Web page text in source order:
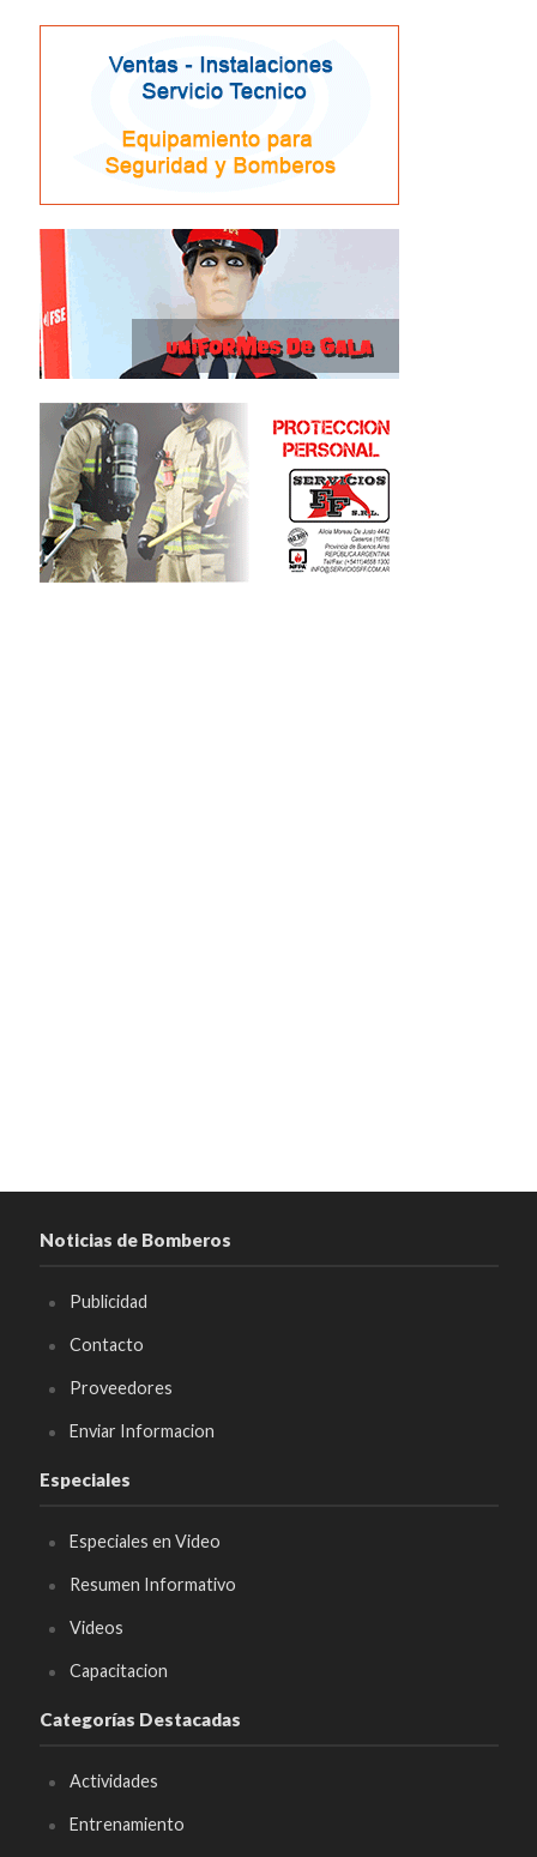
Noticias de Bomberos
Publicidad
Contacto
Proveedores
Enviar Informacion
Especiales
Especiales en Video
Resumen Informativo
Videos
Capacitacion
Categorías Destacadas
Actividades
Entrenamiento